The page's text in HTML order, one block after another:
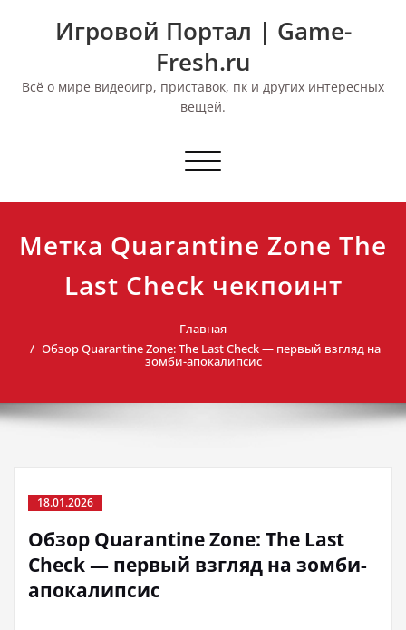
Игровой Портал | Game-
Fresh.ru
Всё о мире видеоигр, приставок, пк и других интересных
вещей.
Переключить
Метка Quarantine Zone The
Last Check чекпоинт
Главная
Обзор Quarantine Zone: The Last Check — первый взгляд на
зомби-апокалипсис
18.01.2026
Обзор Quarantine Zone: The Last
Check — первый взгляд на зомби-
апокалипсис